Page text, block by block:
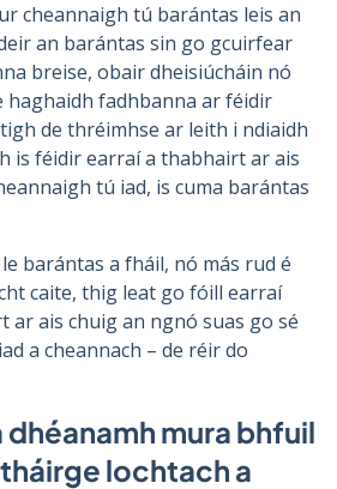
cheannaigh tú barántas leis an
an barántas sin go gcuirfear
breise, obair dheisiúcháin nó
haghaidh fadhbanna ar féidir
de thréimhse ar leith i ndiaidh
is féidir earraí a thabhairt ar ais
tú iad, is cuma barántas
barántas a fháil, nó más rud é
caite, thig leat go fóill earraí
ar ais chuig an ngnó suas go sé
a cheannach – de réir do
dhéanamh mura bhfuil
lochtach a